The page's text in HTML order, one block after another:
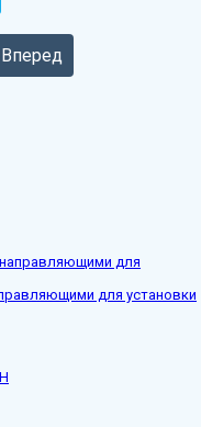
Вперед
для установки